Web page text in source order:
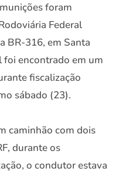
foram
Federal
BR-316, em Santa
foi encontrado em um
fiscalização
sábado (23).
caminhão com dois
durante os
o condutor estava